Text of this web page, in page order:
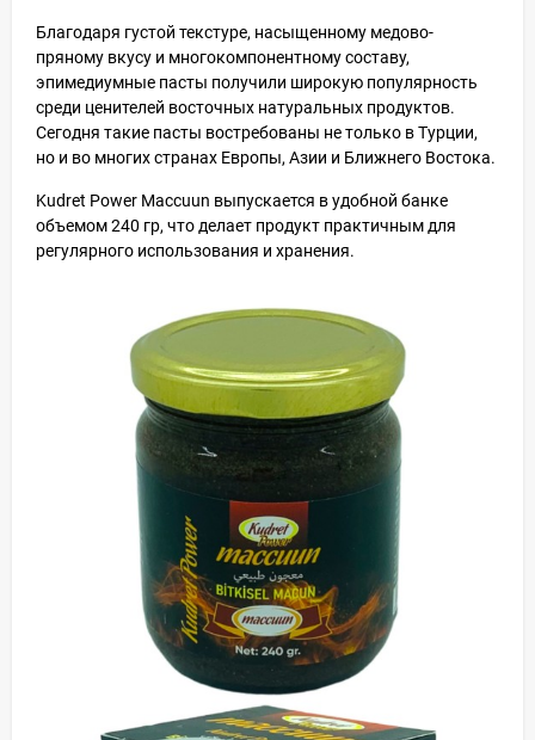
Благодаря густой текстуре, насыщенному медово-
пряному вкусу и многокомпонентному составу,
эпимедиумные пасты получили широкую популярность
среди ценителей восточных натуральных продуктов.
Сегодня такие пасты востребованы не только в Турции,
но и во многих странах Европы, Азии и Ближнего Востока.
Kudret Power Maccuun выпускается в удобной банке
объемом 240 гр, что делает продукт практичным для
регулярного использования и хранения.